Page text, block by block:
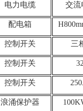
电力电缆 交流
配电箱
控制开关 三
控制开关
控制开关
浪涌保护器